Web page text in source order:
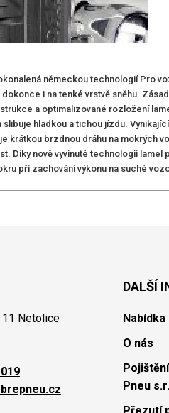
německou technologií Pro
i na tenké vrstvě sněhu.
a optimalizované rozložení
hladkou a tichou jízdu.
krátkou brzdnou dráhu na mokrých
Díky nově vyvinuté technologii lamel
při zachování výkonu na suché
11 Netolice
DALŠÍ
O nás
Pneu